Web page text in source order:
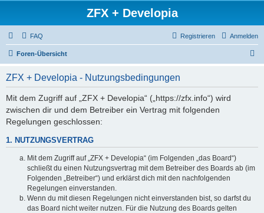
ZFX + Developia
FAQ Anmelden
Registrieren
Foren-Übersicht
ZFX + Developia - Nutzungsbedingungen
Mit dem Zugriff auf „ZFX + Developia“ („https://zfx.info“) wird
zwischen dir und dem Betreiber ein Vertrag mit folgenden
Regelungen geschlossen:
1. NUTZUNGSVERTRAG
Mit dem Zugriff auf „ZFX + Developia“ (im Folgenden „das Board“)
schließt du einen Nutzungsvertrag mit dem Betreiber des Boards ab (im
Folgenden „Betreiber“) und erklärst dich mit den nachfolgenden
Regelungen einverstanden.
Wenn du mit diesen Regelungen nicht einverstanden bist, so darfst du
das Board nicht weiter nutzen. Für die Nutzung des Boards gelten